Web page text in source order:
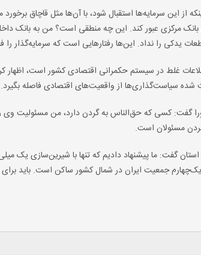
از این سرمایه‌ها استقبال شود، با آن‌ها مثل قاچاق
مرکزی عبور کند. این چه منطقی است؟ من به بانک
یدکی را نداد. این‌ها رفتارهایی است که سرمایه‌گذار
غلط در سیستم حکمرانی اقتصادی کشور است، اظهار
سیاست‌گذاری‌ها از واقعیت‌های اقتصادی فاصله بگیرد.
گفت: کسی که حق‌الناس به گردن دارد، من مسئولیت وی
مسئولان است.
گفت: ما پیشنهاد دادیم که تنها با شیرین‌سازی یک
یک‌چهارم جمعیت ایران در شمال کشور ساکن است. باید